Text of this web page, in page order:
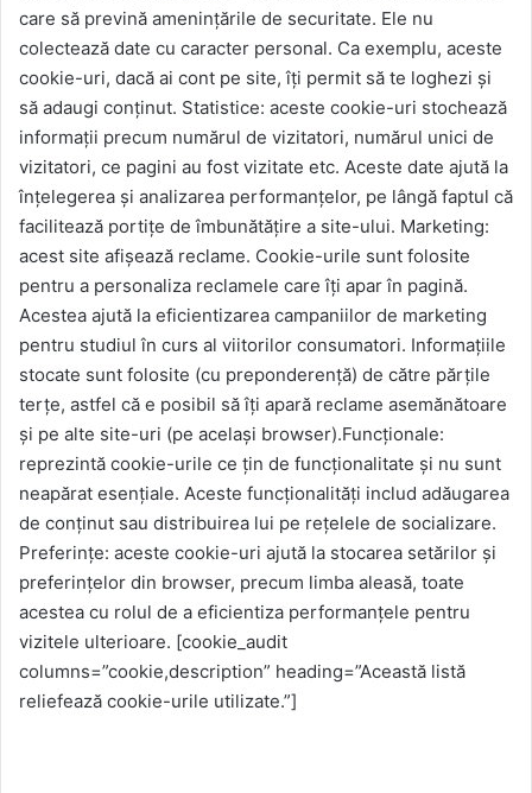
care să prevină amenințările de securitate. Ele nu
colectează date cu caracter personal. Ca exemplu, aceste
cookie-uri, dacă ai cont pe site, îți permit să te loghezi și
să adaugi conținut. Statistice: aceste cookie-uri stochează
informații precum numărul de vizitatori, numărul unici de
vizitatori, ce pagini au fost vizitate etc. Aceste date ajută la
înțelegerea și analizarea performanțelor, pe lângă faptul că
facilitează portițe de îmbunătățire a site-ului. Marketing:
acest site afișează reclame. Cookie-urile sunt folosite
pentru a personaliza reclamele care îți apar în pagină.
Acestea ajută la eficientizarea campaniilor de marketing
pentru studiul în curs al viitorilor consumatori. Informațiile
stocate sunt folosite (cu preponderență) de către părțile
terțe, astfel că e posibil să îți apară reclame asemănătoare
și pe alte site-uri (pe același browser).Funcționale:
reprezintă cookie-urile ce țin de funcționalitate și nu sunt
neapărat esențiale. Aceste funcționalități includ adăugarea
de conținut sau distribuirea lui pe rețelele de socializare.
Preferințe: aceste cookie-uri ajută la stocarea setărilor și
preferințelor din browser, precum limba aleasă, toate
acestea cu rolul de a eficientiza performanțele pentru
vizitele ulterioare. [cookie_audit
columns=”cookie,description” heading=”Această listă
reliefează cookie-urile utilizate.”]